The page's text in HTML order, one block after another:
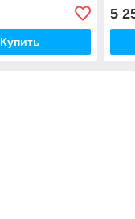
Купить
5